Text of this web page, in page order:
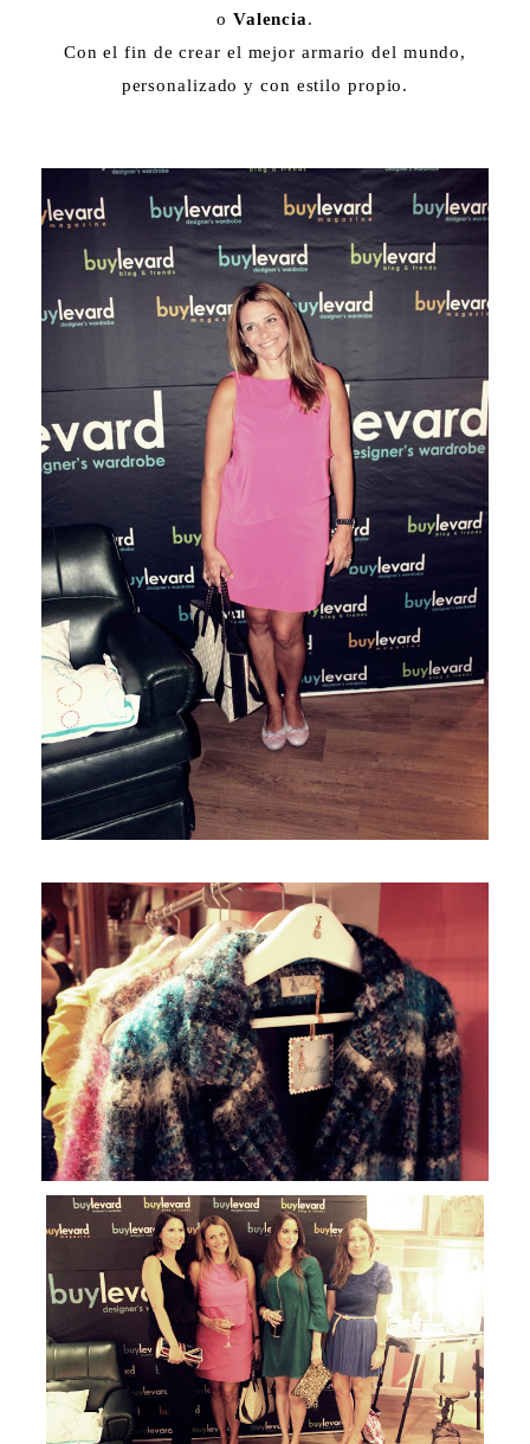
o Valencia.
Con el fin de crear el mejor armario del mundo,
personalizado y con estilo propio.